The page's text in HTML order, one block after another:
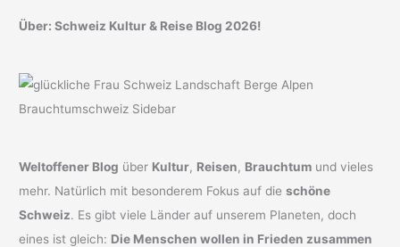
Über: Schweiz Kultur & Reise Blog 2026!
Weltoffener Blog über Kultur, Reisen, Brauchtum und vieles
mehr. Natürlich mit besonderem Fokus auf dieschöne
Schweiz. Es gibt viele Länder auf unserem Planeten, doch
eines ist gleich: Die Menschen wollen in Frieden zusammen